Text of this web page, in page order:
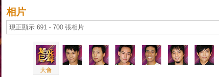
相片
現正顯示 691 - 700 張相片
大會